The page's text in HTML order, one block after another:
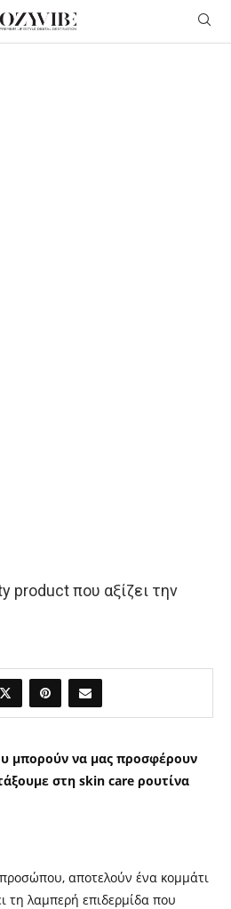
product που αξίζει την
μπορούν να μας προσφέρουν
στη skin care ρουτίνα
αποτελούν ένα κομμάτι
τη λαμπερή επιδερμίδα που